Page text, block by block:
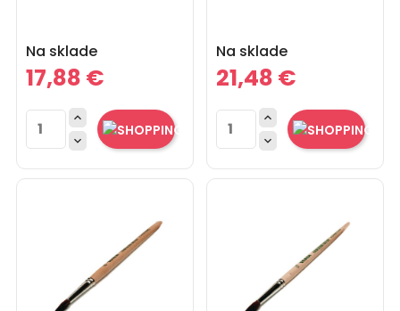
Na sklade
Cena
17,88 €


Na sklade
Cena
21,48 €

